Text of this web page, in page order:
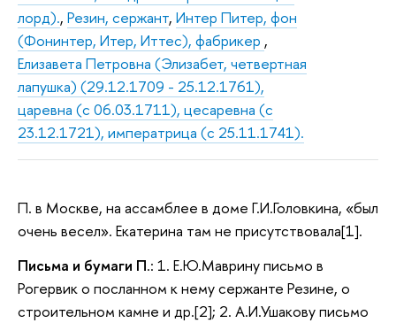
лорд)., Резин, сержант, Интер Питер, фон
(Фонинтер, Итер, Иттес), фабрикер ,
Елизавета Петровна (Элизабет, четвертная
лапушка) (29.12.1709 - 25.12.1761),
царевна (с 06.03.1711), цесаревна (с
23.12.1721), императрица (с 25.11.1741).
П. в Москве, на ассамблее в доме Г.И.Головкина, «был
очень весел». Екатерина там не присутствовала[1].
Письма и бумаги П.: 1. Е.Ю.Маврину письмо в
Рогервик о посланном к нему сержанте Резине, о
строительном камне и др.[2]; 2. А.И.Ушакову письмо